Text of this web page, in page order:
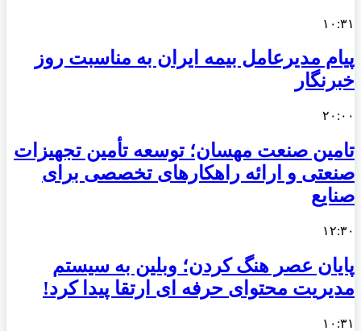
۱۰:۳۱
پیام مدیرعامل بیمه ایران به مناسبت روز
خبرنگار
۲۰:۰۰
تامین صنعت مهسان؛ توسعه تأمین تجهیزات
صنعتی و ارائه راهکارهای تخصصی برای
صنایع
۱۲:۳۰
پایان عصر هنگ کردن؛ وبلین به سیستم
مدیریت محتوای حرفه ای ارتقا پیدا کرد!
۱۰:۳۱